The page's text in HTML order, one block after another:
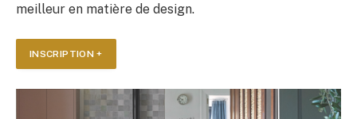
meilleur en matière de design.
INSCRIPTION +